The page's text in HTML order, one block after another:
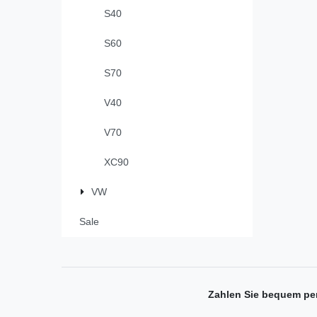
S40
S60
S70
V40
V70
XC90
VW
Sale
Zahlen Sie bequem